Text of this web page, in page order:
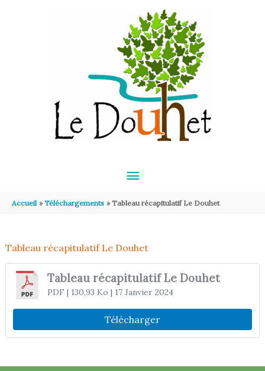
MENU
PRINCIPAL
Accueil Téléchargements Tableau récapitulatif Le Douhet
Tableau récapitulatif Le Douhet
Tableau récapitulatif Le Douhet
PDF | 130,93 Ko | 17 Janvier 2024
Télécharger